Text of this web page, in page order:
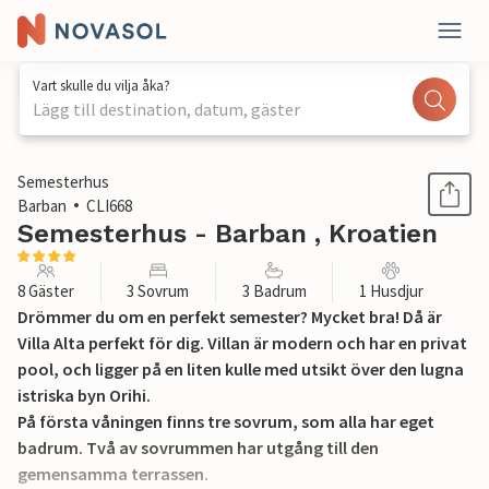
Vart skulle du vilja åka?
Lägg till destination, datum, gäster
1 / 45
Semesterhus
Barban
CLI668
Semesterhus - Barban , Kroatien
8 Gäster 3 Sovrum 3 Badrum 1 Husdjur
Drömmer du om en perfekt semester? Mycket bra! Då är
Villa Alta perfekt för dig. Villan är modern och har en privat
pool, och ligger på en liten kulle med utsikt över den lugna
istriska byn Orihi.
På första våningen finns tre sovrum, som alla har eget
badrum. Två av sovrummen har utgång till den
gemensamma terrassen.